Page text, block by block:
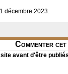
décembre 2023.
Commenter
avant d'être